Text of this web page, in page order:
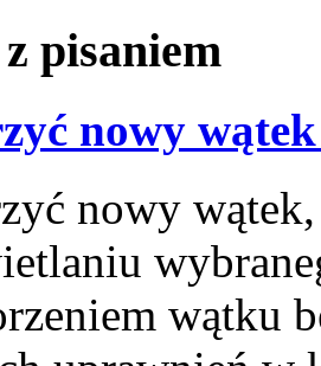
pisaniem
nowy
nowy
wątku